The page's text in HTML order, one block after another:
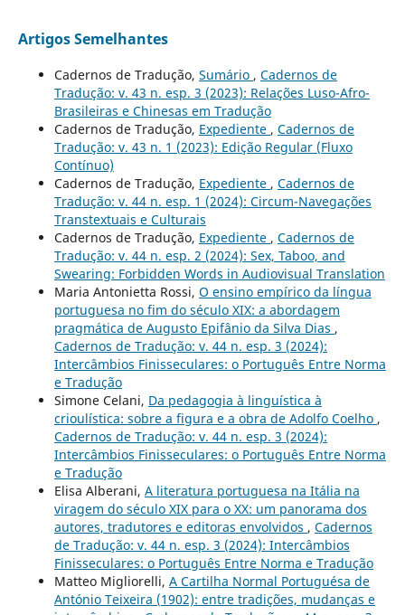
Artigos Semelhantes
Cadernos de Tradução, Sumário , Cadernos de
Tradução: v. 43 n. esp. 3 (2023): Relações Luso-Afro-
Brasileiras e Chinesas em Tradução
Cadernos de Tradução, Expediente , Cadernos de
Tradução: v. 43 n. 1 (2023): Edição Regular (Fluxo
Contínuo)
Cadernos de Tradução, Expediente , Cadernos de
Tradução: v. 44 n. esp. 1 (2024): Circum-Navegações
Transtextuais e Culturais
Cadernos de Tradução, Expediente , Cadernos de
Tradução: v. 44 n. esp. 2 (2024): Sex, Taboo, and
Swearing: Forbidden Words in Audiovisual Translation
Maria Antonietta Rossi, O ensino empírico da língua
portuguesa no fim do século XIX: a abordagem
pragmática de Augusto Epifânio da Silva Dias ,
Cadernos de Tradução: v. 44 n. esp. 3 (2024):
Intercâmbios Finisseculares: o Português Entre Norma
e Tradução
Simone Celani, Da pedagogia à linguística à
crioulística: sobre a figura e a obra de Adolfo Coelho ,
Cadernos de Tradução: v. 44 n. esp. 3 (2024):
Intercâmbios Finisseculares: o Português Entre Norma
e Tradução
Elisa Alberani, A literatura portuguesa na Itália na
viragem do século XIX para o XX: um panorama dos
autores, tradutores e editoras envolvidos , Cadernos
de Tradução: v. 44 n. esp. 3 (2024): Intercâmbios
Finisseculares: o Português Entre Norma e Tradução
Matteo Migliorelli, A Cartilha Normal Portuguésa de
António Teixeira (1902): entre tradições, mudanças e